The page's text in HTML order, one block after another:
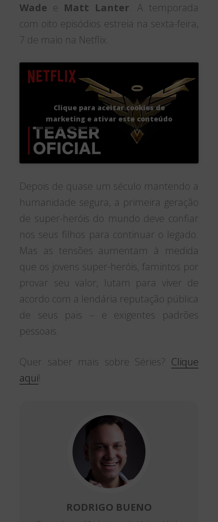
Wade e Matt Lanter. A temporada
com oito episódios estreia na sexta-feira,
7 de maio na Netflix.
Clique para aceitar cookies de
marketing e ativar este conteúdo
Depois de quase um século mantendo a
humanidade segura, a primeira geração
de super-heróis do mundo deve confiar
nos seus filhos para continuar o legado.
Mas as tensões aumentam à medida
que os jovens super-heróis, famintos por
provar seu valor, lutam para viver de
acordo com a lendária reputação pública
de seus pais – e exigentes padrões
pessoais.
Quer saber mais sobre Séries? Clique
aqui!
RODRIGO BUENO